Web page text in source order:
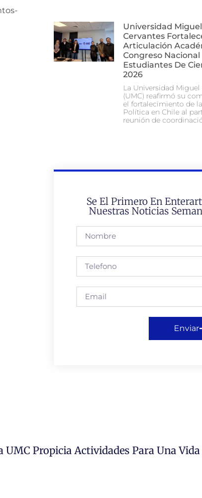
Universidad
Cervantes
Articulación
Congreso Nacional
Estudiantes De
2026
La Universidad Miguel
(UMC) reafirmó su
el fortalecimiento de
Política en Chile al
reunión de
Se El Primero En
Nuestras Noticias
Enviar
UMC Propicia Actividades Para Una